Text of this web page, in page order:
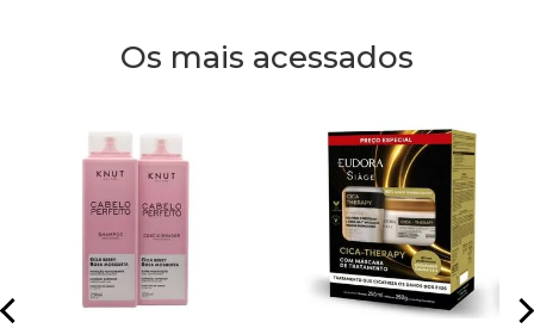
Os mais acessados